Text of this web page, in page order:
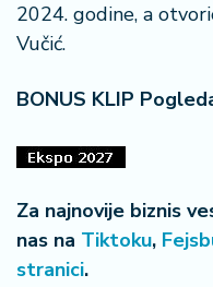
2024. godine, a
Vučić.
BONUS KLIP
Za najnovije biznis
nas na Tiktoku,
stranici.